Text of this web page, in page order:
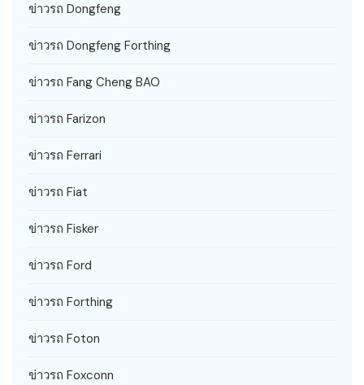
ข่าวรถ Dongfeng
ข่าวรถ Dongfeng Forthing
ข่าวรถ Fang Cheng BAO
ข่าวรถ Farizon
ข่าวรถ Ferrari
ข่าวรถ Fiat
ข่าวรถ Fisker
ข่าวรถ Ford
ข่าวรถ Forthing
ข่าวรถ Foton
ข่าวรถ Foxconn